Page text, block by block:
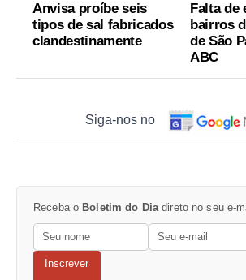
Anvisa proíbe seis
tipos de sal fabricados
clandestinamente
Falta de
bairros
de São
ABC
Siga-nos no
Receba o Boletim do Diadireto no seu e-
Inscrever